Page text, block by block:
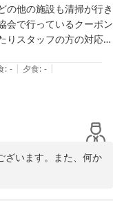
を行っております！
まず、お部屋の鍵で
ましたが、やはり設
壁、洗面所のお湯の
しておりますが、今
すぐの改善はできませ
ては今後も最善の対応
の他の施設も清掃が行き
会で行っているクーポン
りスタッフの方の対応が
したいです。
: - | 夕食: - |
ざいます。また、何か
ってきましたので、今